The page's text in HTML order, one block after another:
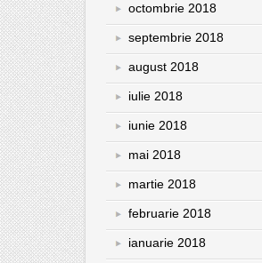
octombrie 2018
septembrie 2018
august 2018
iulie 2018
iunie 2018
mai 2018
martie 2018
februarie 2018
ianuarie 2018